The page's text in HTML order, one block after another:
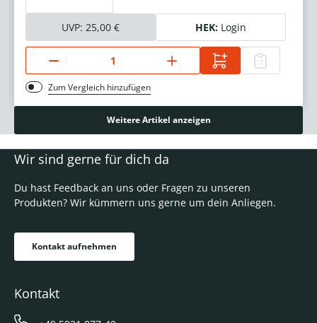
UVP: 25,00 € HEK: Login
Zum Vergleich hinzufügen
Weitere Artikel anzeigen
Wir sind gerne für dich da
Du hast Feedback an uns oder Fragen zu unseren
Produkten? Wir kümmern uns gerne um dein Anliegen.
Kontakt aufnehmen
Kontakt